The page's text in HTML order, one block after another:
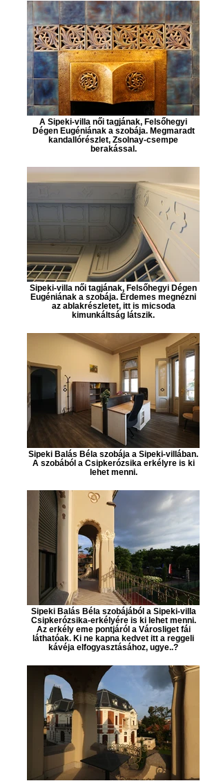
A Sipeki-villa női tagjának, Felsőhegyi
Dégen Eugéniának a szobája. Megmaradt
kandallórészlet, Zsolnay-csempe
berakással.
Sipeki-villa női tagjának, Felsőhegyi Dégen
Eugéniának a szobája. Érdemes megnézni
az ablakrészletet, itt is micsoda
kimunkáltság látszik.
Sipeki Balás Béla szobája a Sipeki-villában.
A szobából a Csipkerózsika erkélyre is ki
lehet menni.
Sipeki Balás Béla szobájából a Sipeki-villa
Csipkerózsika-erkélyére is ki lehet menni.
Az erkély eme pontjáról a Városliget fái
láthatóak. Ki ne kapna kedvet itt a reggeli
kávéja elfogyasztásához, ugye..?